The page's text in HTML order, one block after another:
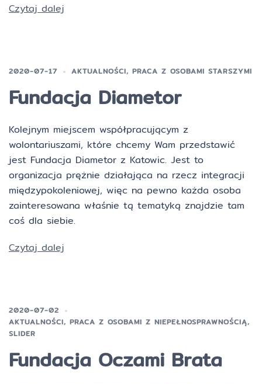
Czytaj dalej
2020-07-17 AKTUALNOŚCI, PRACA Z OSOBAMI STARSZYMI
Fundacja Diametor
Kolejnym miejscem współpracującym z
wolontariuszami, które chcemy Wam przedstawić
jest Fundacja Diametor z Katowic. Jest to
organizacja prężnie działająca na rzecz integracji
międzypokoleniowej, więc na pewno każda osoba
zainteresowana właśnie tą tematyką znajdzie tam
coś dla siebie.
Czytaj dalej
2020-07-02
AKTUALNOŚCI, PRACA Z OSOBAMI Z NIEPEŁNOSPRAWNOŚCIĄ,
SLIDER
Fundacja Oczami Brata